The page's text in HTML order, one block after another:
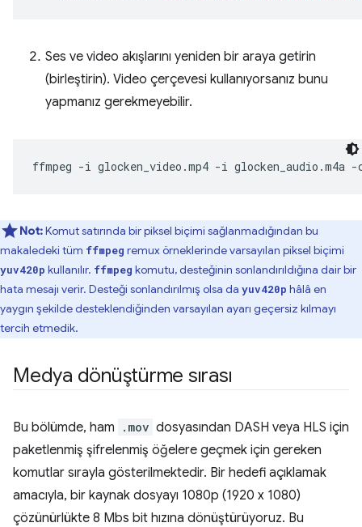
Ses ve video akışlarını yeniden bir araya getirin
(birleştirin). Video çerçevesi kullanıyorsanız bunu
yapmanız gerekmeyebilir.
ffmpeg -i glocken_video.mp4 -i glocken_audio.m4a -
Not:Komut satırında bir piksel biçimi sağlanmadığından bu
makaledeki tüm ffmpeg remux örneklerinde varsayılan piksel biçimi
yuv420p kullanılır. ffmpeg komutu, desteğinin sonlandırıldığına dair bir
hata mesajı verir. Desteği sonlandırılmış olsa da yuv420p hâlâ en
yaygın şekilde desteklendiğinden varsayılan ayarı geçersiz kılmayı
tercih etmedik.
Medya dönüştürme sırası
Bu bölümde, ham .mov dosyasından DASH veya HLS için
paketlenmiş şifrelenmiş öğelere geçmek için gereken
komutlar sırayla gösterilmektedir. Bir hedefi açıklamak
amacıyla, bir kaynak dosyayı 1080p (1920 x 1080)
çözünürlükte 8 Mbs bit hızına dönüştürüyoruz. Bu